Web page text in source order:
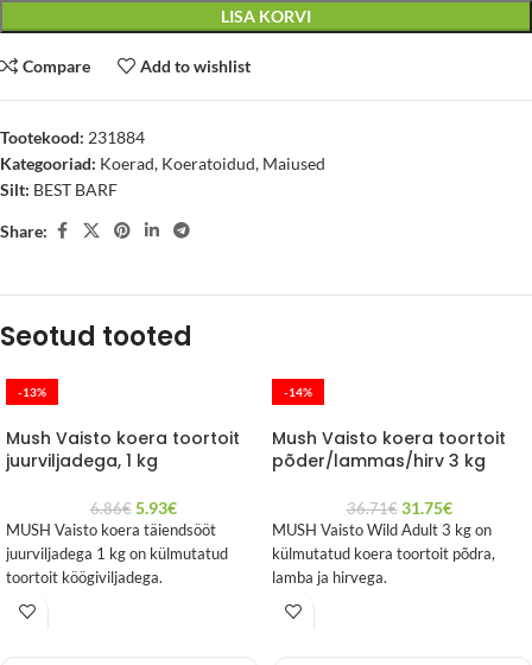
LISA KORVI
Compare Add to wishlist
Tootekood: 231884
Kategooriad: Koerad, Koeratoidud, Maiused
Silt: BEST BARF
Share:
Seotud tooted
-13%
Mush Vaisto koera toortoit
juurviljadega, 1 kg
6.86€ 5.93€
MUSH Vaisto koera täiendsööt
juurviljadega 1 kg on külmutatud
toortoit köögiviljadega.
-14%
Mush Vaisto koera toortoit
põder/lammas/hirv 3 kg
36.71€ 31.75€
MUSH Vaisto Wild Adult 3 kg on
külmutatud koera toortoit põdra,
lamba ja hirvega.